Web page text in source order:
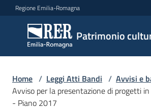
Vai al contenuto
Vai alla navigazione
Vai al footer
Regione Emilia-Romagna
Patrimonio
Patrimonio
culturale
Argomenti
Home / Leggi Atti Bandi / Avvisi e
Avviso per la presentazione di progetti
- Piano 2017